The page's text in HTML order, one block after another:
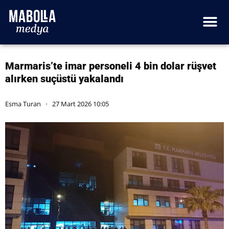
Marmaris’te imar personeli 4 bin dolar rüşvet
alırken suçüstü yakalandı
Esma Turan 27 Mart 2026 10:05